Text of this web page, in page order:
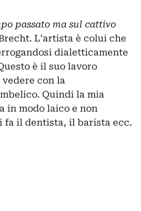
passato ma sul cattivo
L’artista è colui che
dialetticamente
è il suo lavoro
vedere con la
Quindi la mia
in modo laico e non
fa il dentista, il barista ecc.